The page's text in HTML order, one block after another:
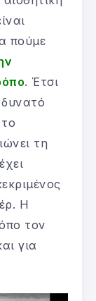
πούμε
. Έτσι
τη
Η
τον
για